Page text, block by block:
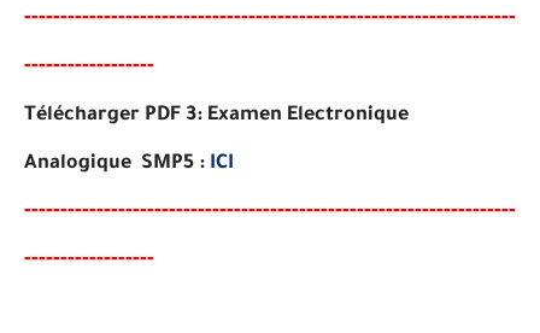
--------------------------------------------------------------------
------------------
Télécharger PDF 3: Examen Electronique
Analogique SMP5 : ICI
--------------------------------------------------------------------
------------------